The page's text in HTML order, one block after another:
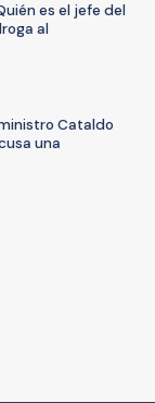
es el jefe del
al
Cataldo
una